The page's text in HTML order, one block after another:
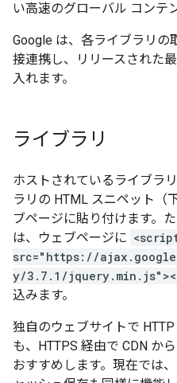
い高速のグローバル コンテ
Google は、各ライブラリの
接連携し、リリースされた
入れます。
ライブラリ
ホストされているライブラ
ラリの HTML スニペット（
ブページに貼り付けます。
は、ウェブページに
src="https://
y/3.7.1/
込みます。
独自のウェブサイトで
も、HTTPS 経由で CDN か
おすすめします。現在では